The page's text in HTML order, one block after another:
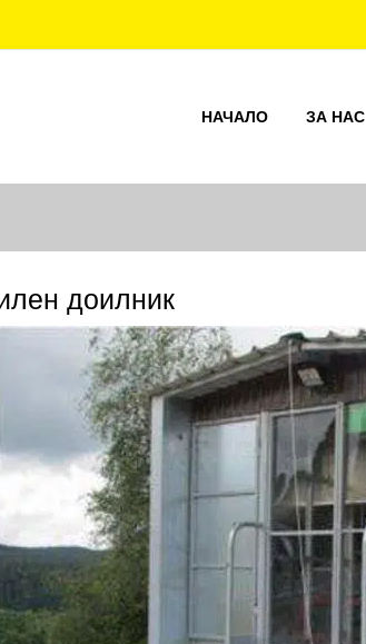
НАЧАЛО ЗА НАС
доилник